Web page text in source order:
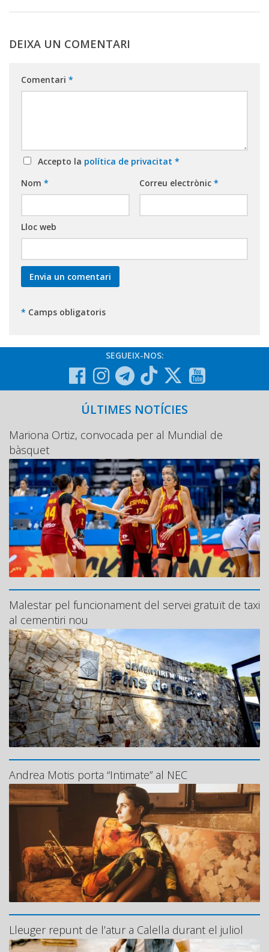
DEIXA UN COMENTARI
Comentari *
Accepto la política de privacitat *
Nom * Correu electrònic *
Lloc web
* Camps obligatoris
SEGUEIX-NOS:
ÚLTIMES NOTÍCIES
Mariona Ortiz, convocada per al Mundial de
bàsquet
Malestar pel funcionament del servei gratuït de taxi
al cementiri nou
Andrea Motis porta “Intimate” al NEC
Lleuger repunt de l’atur a Calella durant el juliol